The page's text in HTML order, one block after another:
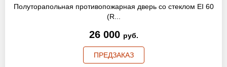
Полуторапольная противопожарная дверь со стеклом EI 60
(R...
26 000 руб.
ПРЕДЗАКАЗ